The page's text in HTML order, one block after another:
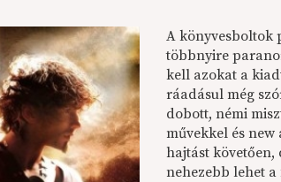
A könyvesboltok
többnyire
kell azokat a
ráadásul még
dobott, némi
művekkel és
hajtást
nehezebb lehet